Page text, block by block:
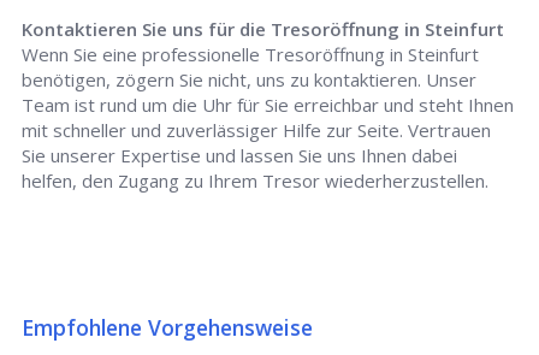
Kontaktieren Sie uns für die Tresoröffnung in Steinfurt
Wenn Sie eine professionelle Tresoröffnung in Steinfurt
benötigen, zögern Sie nicht, uns zu kontaktieren. Unser
Team ist rund um die Uhr für Sie erreichbar und steht Ihnen
mit schneller und zuverlässiger Hilfe zur Seite. Vertrauen
Sie unserer Expertise und lassen Sie uns Ihnen dabei
helfen, den Zugang zu Ihrem Tresor wiederherzustellen.
Empfohlene Vorgehensweise